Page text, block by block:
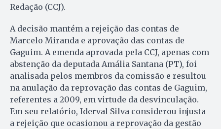
Redação (CCJ).
A decisão mantém a rejeição das contas de
Marcelo Miranda e aprovação das contas de
Gaguim. A emenda aprovada pela CCJ, apenas com
abstenção da deputada Amália San­tana (PT), foi
analisada pelos membros da comissão e resultou
na anulação da reprovação das contas de Gaguim,
referentes a 2009, em virtude da desvinculação.
Em seu relatório, Iderval Silva considerou injusta
a rejeição que ocasionou a reprovação da gestão